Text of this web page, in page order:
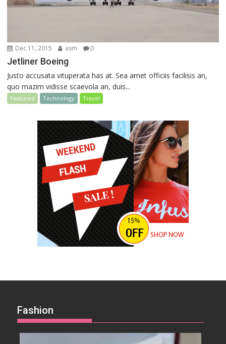
Dec 11, 2015 asm 0
Jetliner Boeing
Justo accusata vituperata has at. Sea amet officiis facilisis an,
quo mazim vidisse scaevola an, duis...
Featured Technology Travel
Fashion